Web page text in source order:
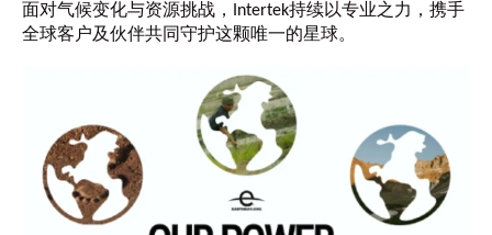
面对气候变化与资源挑战，Intertek持续以专业之力，携手
全球客户及伙伴共同守护这颗唯一的星球。